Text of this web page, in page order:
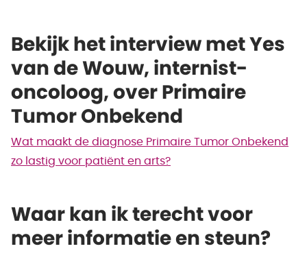
Bekijk het interview met Yes
van de Wouw, internist-
oncoloog, over Primaire
Tumor Onbekend
Wat maakt de diagnose Primaire Tumor Onbekend
zo lastig voor patiënt en arts?
Waar kan ik terecht voor
meer informatie en steun?